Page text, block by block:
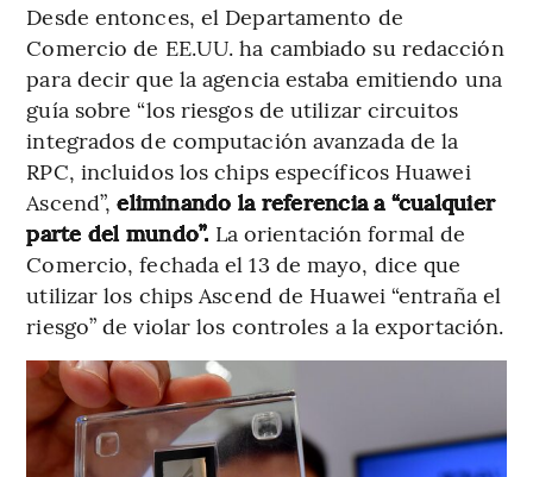
Desde entonces, el Departamento de
Comercio de EE.UU. ha cambiado su redacción
para decir que la agencia estaba emitiendo una
guía sobre “los riesgos de utilizar circuitos
integrados de computación avanzada de la
RPC, incluidos los chips específicos Huawei
Ascend”,eliminando la referencia a “cualquier
parte del mundo”. La orientación formal de
Comercio, fechada el 13 de mayo, dice que
utilizar los chips Ascend de Huawei “entraña el
riesgo” de violar los controles a la exportación.